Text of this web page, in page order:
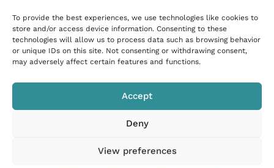
To provide the best experiences, we use technologies like cookies to
store and/or access device information. Consenting to these
technologies will allow us to process data such as browsing behavior
or unique IDs on this site. Not consenting or withdrawing consent,
may adversely affect certain features and functions.
Accept
Deny
View preferences
Villa avec piscine privée sauna jardin et
250m²| 12 Personnes| 6 Chambres